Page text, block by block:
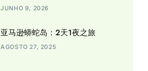
JUNHO 9, 2026
亚马逊蟒蛇岛：2天1夜之旅
AGOSTO 27, 2025